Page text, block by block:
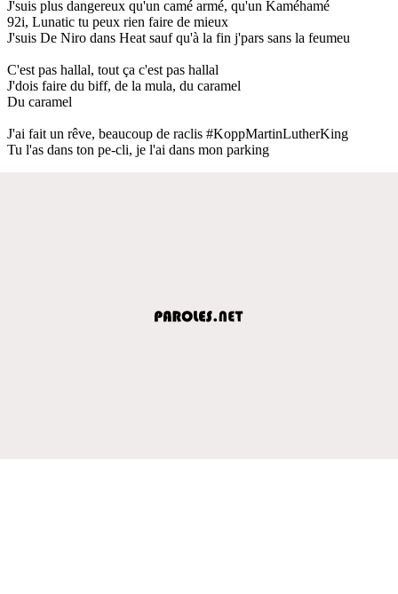
J'suis plus dangereux qu'un camé armé, qu'un Kaméhamé
92i, Lunatic tu peux rien faire de mieux
J'suis De Niro dans Heat sauf qu'à la fin j'pars sans la feumeu
C'est pas hallal, tout ça c'est pas hallal
J'dois faire du biff, de la mula, du caramel
Du caramel
J'ai fait un rêve, beaucoup de raclis #KoppMartinLutherKing
Tu l'as dans ton pe-cli, je l'ai dans mon parking